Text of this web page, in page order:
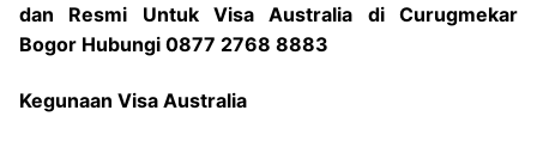
dan Resmi Untuk Visa Australia di Curugmekar
Bogor Hubungi 0877 2768 8883
Kegunaan Visa Australia